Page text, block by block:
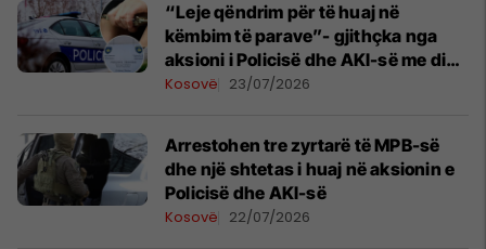
“Leje qëndrim për të huaj në
këmbim të parave”- gjithçka nga
aksioni i Policisë dhe AKI-së me disa
të arrestuar
Kosovë 23/07/2026
Arrestohen tre zyrtarë të MPB-së
dhe një shtetas i huaj në aksionin e
Policisë dhe AKI-së
Kosovë 22/07/2026